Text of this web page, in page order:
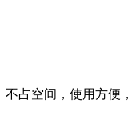
占空间，使用方便